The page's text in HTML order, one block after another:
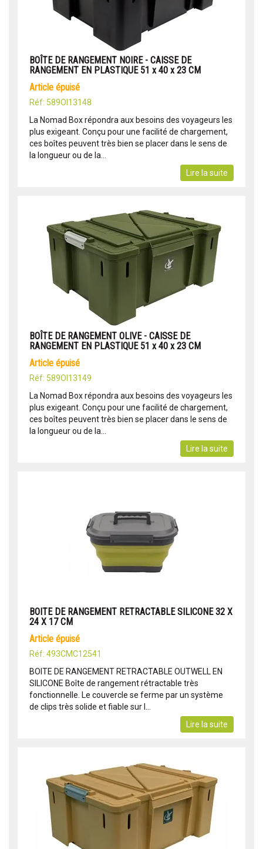
BOÎTE DE RANGEMENT NOIRE - CAISSE DE
RANGEMENT EN PLASTIQUE 51 x 40 x 23 CM
article épuisé
Réf: 589OI13148
La Nomad Box répondra aux besoins des voyageurs les
plus exigeant. Conçu pour une facilité de chargement,
ces boîtes peuvent très bien se placer dans le sens de
la longueur ou de la...
Lire la suite
BOÎTE DE RANGEMENT OLIVE - CAISSE DE
RANGEMENT EN PLASTIQUE 51 x 40 x 23 CM
article épuisé
Réf: 589OI13149
La Nomad Box répondra aux besoins des voyageurs les
plus exigeant. Conçu pour une facilité de chargement,
ces boîtes peuvent très bien se placer dans le sens de
la longueur ou de la...
Lire la suite
BOITE DE RANGEMENT RETRACTABLE SILICONE 32 X
24 X 17 CM
article épuisé
Réf: 493CMC12541
BOITE DE RANGEMENT RETRACTABLE OUTWELL EN
SILICONE Boîte de rangement rétractable très
fonctionnelle. Le couvercle se ferme par un système
de clips très solide et fiable sur l...
Lire la suite